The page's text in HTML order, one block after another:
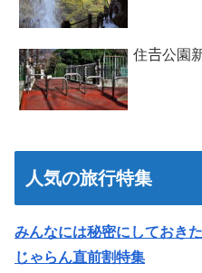
住𠮷公園
人気の旅行特集
みんなには秘密にしておき
じゃらん直前割特集